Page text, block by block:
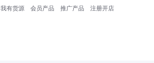
我有货源 会员产品 推广产品 注册开店